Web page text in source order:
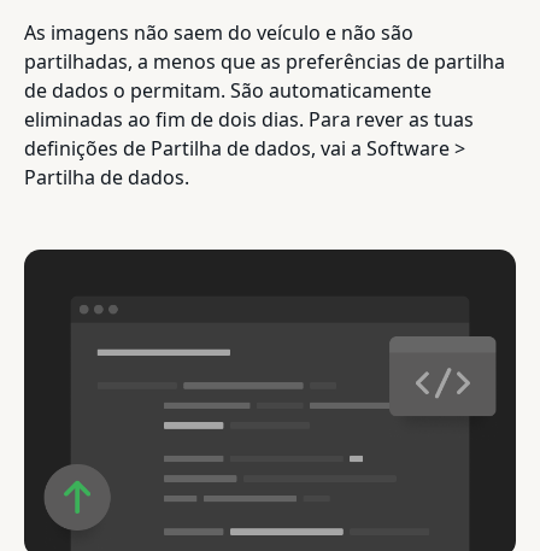
As imagens não saem do veículo e não são
partilhadas, a menos que as preferências de partilha
de dados o permitam. São automaticamente
eliminadas ao fim de dois dias. Para rever as tuas
definições de Partilha de dados, vai a Software >
Partilha de dados.